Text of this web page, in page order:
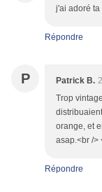
j'ai adoré ta
Répondre
P Patrick B.
Trop
orange, et
asap.<br />
Répondre